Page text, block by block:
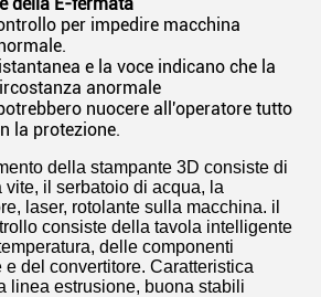
per impedire macchina
e la voce indicano che la
anormale
nuocere all'operatore tutto
la protezione.
della stampante 3D consiste di
il serbatoio di acqua, la
laser, rotolante sulla macchina. il
consiste della tavola intelligente
delle componenti
del convertitore. Caratteristica
linea estrusione, buona stabili